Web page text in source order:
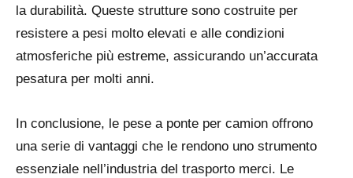
la durabilità. Queste strutture sono costruite per
resistere a pesi molto elevati e alle condizioni
atmosferiche più estreme, assicurando un’accurata
pesatura per molti anni.
In conclusione, le pese a ponte per camion offrono
una serie di vantaggi che le rendono uno strumento
essenziale nell’industria del trasporto merci. Le